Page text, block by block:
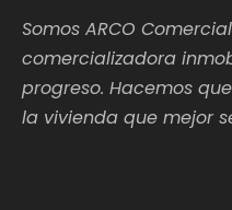
Somos ARCO
comercializadora
progreso. Hacemos
la vivienda que mejor